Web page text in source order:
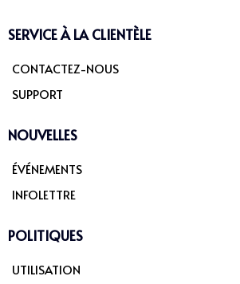
SERVICE À LA CLIENTÈLE
CONTACTEZ-NOUS
SUPPORT
NOUVELLES
ÉVÉNEMENTS
INFOLETTRE
POLITIQUES
UTILISATION